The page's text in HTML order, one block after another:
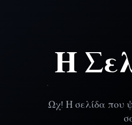
Η
Ωχ! Η σελίδα που